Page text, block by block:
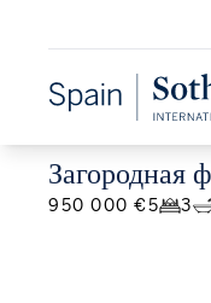
Загородная
950 000 €5 3